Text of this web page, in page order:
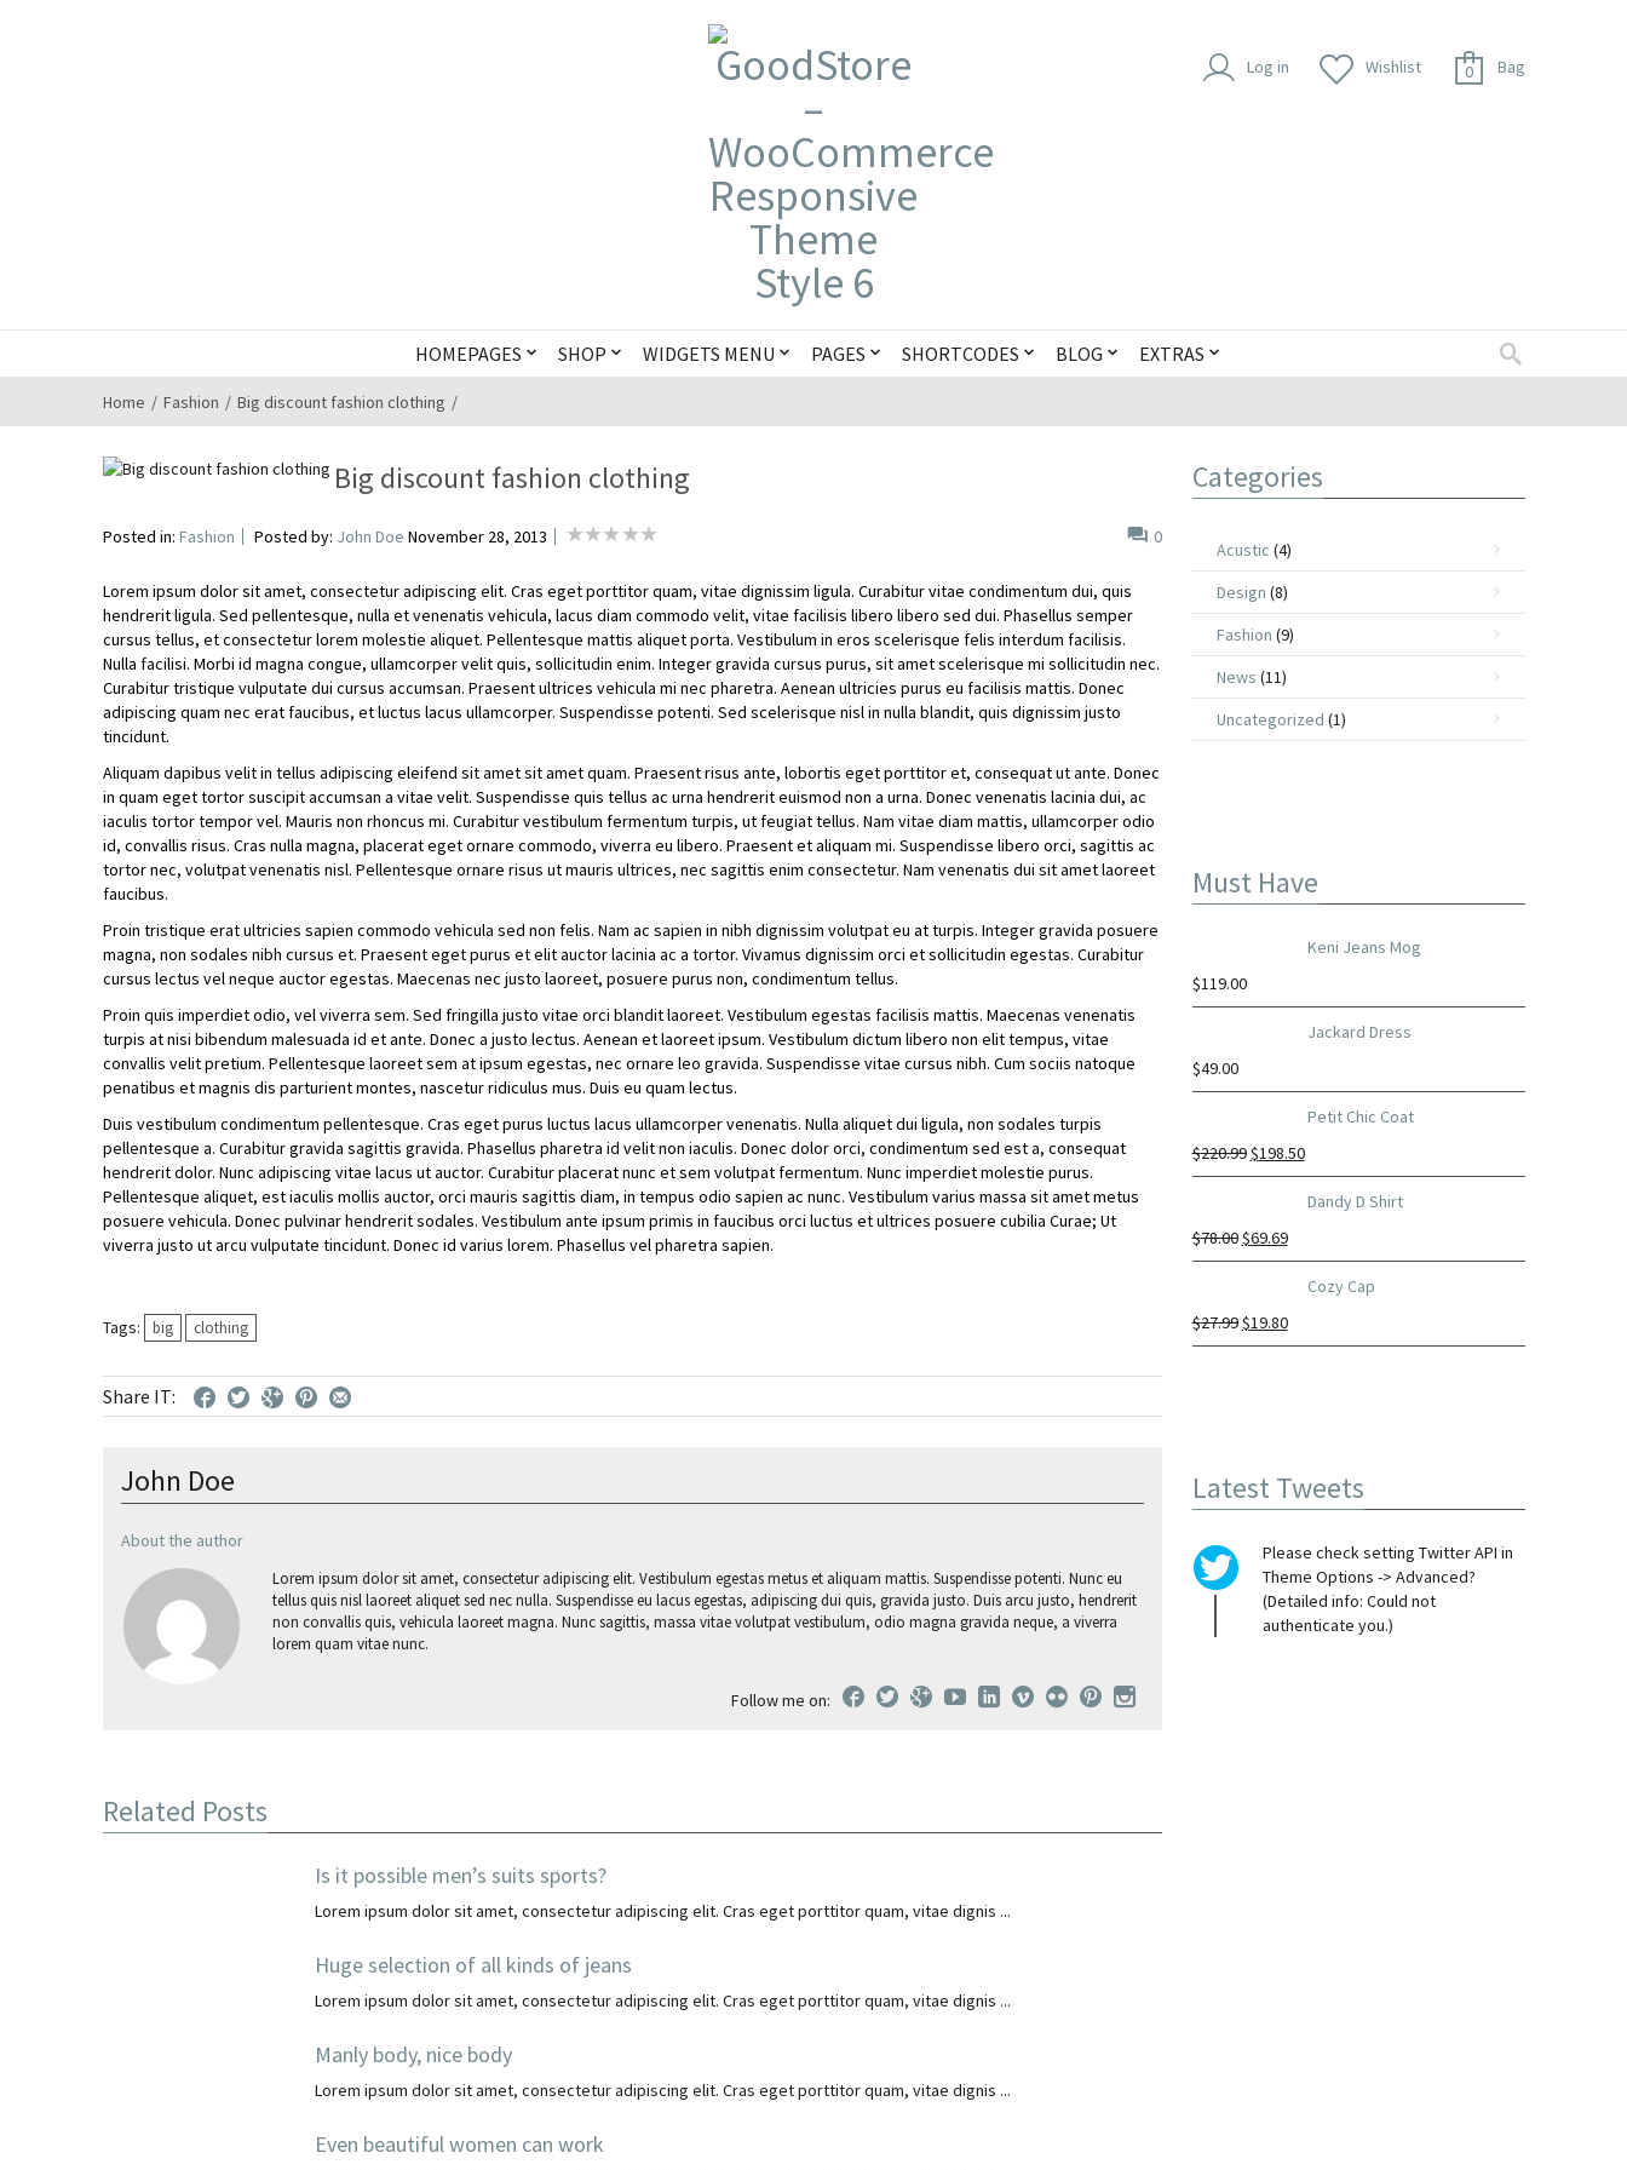
Log in Wishlist 0 Bag
HOMEPAGES SHOP WIDGETS MENU PAGES SHORTCODES BLOG EXTRAS
Home Fashion Big discount fashion clothing
Big discount fashion clothing
Posted in: Fashion Posted by: John Doe November 28, 2013 0
Lorem ipsum dolor sit amet, consectetur adipiscing elit. Cras eget porttitor quam, vitae dignissim ligula. Curabitur vitae condimentum dui, quis
hendrerit ligula. Sed pellentesque, nulla et venenatis vehicula, lacus diam commodo velit, vitae facilisis libero libero sed dui. Phasellus semper
cursus tellus, et consectetur lorem molestie aliquet. Pellentesque mattis aliquet porta. Vestibulum in eros scelerisque felis interdum facilisis.
Nulla facilisi. Morbi id magna congue, ullamcorper velit quis, sollicitudin enim. Integer gravida cursus purus, sit amet scelerisque mi sollicitudin nec.
Curabitur tristique vulputate dui cursus accumsan. Praesent ultrices vehicula mi nec pharetra. Aenean ultricies purus eu facilisis mattis. Donec
adipiscing quam nec erat faucibus, et luctus lacus ullamcorper. Suspendisse potenti. Sed scelerisque nisl in nulla blandit, quis dignissim justo
tincidunt.
Aliquam dapibus velit in tellus adipiscing eleifend sit amet sit amet quam. Praesent risus ante, lobortis eget porttitor et, consequat ut ante. Donec
in quam eget tortor suscipit accumsan a vitae velit. Suspendisse quis tellus ac urna hendrerit euismod non a urna. Donec venenatis lacinia dui, ac
iaculis tortor tempor vel. Mauris non rhoncus mi. Curabitur vestibulum fermentum turpis, ut feugiat tellus. Nam vitae diam mattis, ullamcorper odio
id, convallis risus. Cras nulla magna, placerat eget ornare commodo, viverra eu libero. Praesent et aliquam mi. Suspendisse libero orci, sagittis ac
tortor nec, volutpat venenatis nisl. Pellentesque ornare risus ut mauris ultrices, nec sagittis enim consectetur. Nam venenatis dui sit amet laoreet
faucibus.
Proin tristique erat ultricies sapien commodo vehicula sed non felis. Nam ac sapien in nibh dignissim volutpat eu at turpis. Integer gravida posuere
magna, non sodales nibh cursus et. Praesent eget purus et elit auctor lacinia ac a tortor. Vivamus dignissim orci et sollicitudin egestas. Curabitur
cursus lectus vel neque auctor egestas. Maecenas nec justo laoreet, posuere purus non, condimentum tellus.
Proin quis imperdiet odio, vel viverra sem. Sed fringilla justo vitae orci blandit laoreet. Vestibulum egestas facilisis mattis. Maecenas venenatis
turpis at nisi bibendum malesuada id et ante. Donec a justo lectus. Aenean et laoreet ipsum. Vestibulum dictum libero non elit tempus, vitae
convallis velit pretium. Pellentesque laoreet sem at ipsum egestas, nec ornare leo gravida. Suspendisse vitae cursus nibh. Cum sociis natoque
penatibus et magnis dis parturient montes, nascetur ridiculus mus. Duis eu quam lectus.
Duis vestibulum condimentum pellentesque. Cras eget purus luctus lacus ullamcorper venenatis. Nulla aliquet dui ligula, non sodales turpis
pellentesque a. Curabitur gravida sagittis gravida. Phasellus pharetra id velit non iaculis. Donec dolor orci, condimentum sed est a, consequat
hendrerit dolor. Nunc adipiscing vitae lacus ut auctor. Curabitur placerat nunc et sem volutpat fermentum. Nunc imperdiet molestie purus.
Pellentesque aliquet, est iaculis mollis auctor, orci mauris sagittis diam, in tempus odio sapien ac nunc. Vestibulum varius massa sit amet metus
posuere vehicula. Donec pulvinar hendrerit sodales. Vestibulum ante ipsum primis in faucibus orci luctus et ultrices posuere cubilia Curae; Ut
viverra justo ut arcu vulputate tincidunt. Donec id varius lorem. Phasellus vel pharetra sapien.
Tags: big clothing
Share IT:
John Doe
About the author
Lorem ipsum dolor sit amet, consectetur adipiscing elit. Vestibulum egestas metus et aliquam mattis. Suspendisse potenti. Nunc eu
tellus quis nisl laoreet aliquet sed nec nulla. Suspendisse eu lacus egestas, adipiscing dui quis, gravida justo. Duis arcu justo, hendrerit
non convallis quis, vehicula laoreet magna. Nunc sagittis, massa vitae volutpat vestibulum, odio magna gravida neque, a viverra
lorem quam vitae nunc.
Follow me on:
Related Posts
Is it possible men’s suits sports?
Lorem ipsum dolor sit amet, consectetur adipiscing elit. Cras eget porttitor quam, vitae dignis ...
Huge selection of all kinds of jeans
Lorem ipsum dolor sit amet, consectetur adipiscing elit. Cras eget porttitor quam, vitae dignis ...
Manly body, nice body
Lorem ipsum dolor sit amet, consectetur adipiscing elit. Cras eget porttitor quam, vitae dignis ...
Even beautiful women can work
Categories
Acustic (4)
Design (8)
Fashion (9)
News (11)
Uncategorized (1)
Must Have
Keni Jeans Mog
$119.00
Jackard Dress
$49.00
Petit Chic Coat
$220.99$198.50
Dandy D Shirt
$78.00$69.69
Cozy Cap
$27.99$19.80
Latest Tweets
Please check setting Twitter API in
Theme Options -> Advanced?
(Detailed info: Could not
authenticate you.)